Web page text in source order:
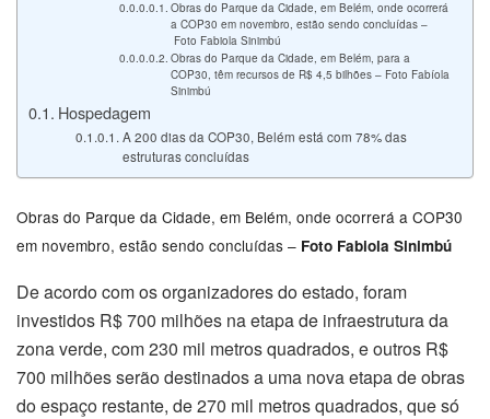
Obras do Parque da Cidade, em Belém, onde ocorrerá
a COP30 em novembro, estão sendo concluídas –
Foto Fabiola Sinimbú
Obras do Parque da Cidade, em Belém, para a
COP30, têm recursos de R$ 4,5 bilhões – Foto Fabíola
Sinimbú
Hospedagem
A 200 dias da COP30, Belém está com 78% das
estruturas concluídas
Obras do Parque da Cidade, em Belém, onde ocorrerá a COP30
em novembro, estão sendo concluídas – Foto Fabiola Sinimbú
De acordo com os organizadores do estado, foram
investidos R$ 700 milhões na etapa de infraestrutura da
zona verde, com 230 mil metros quadrados, e outros R$
700 milhões serão destinados a uma nova etapa de obras
do espaço restante, de 270 mil metros quadrados, que só